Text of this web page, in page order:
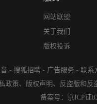
网站联盟
关于我们
版权投诉
- 搜狐招聘 - 广告服务 - 联系
政策、 版权声明 、 反盗版和反
备案号： 京ICP证